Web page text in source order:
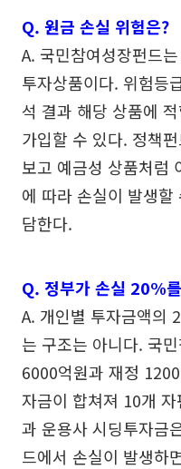
Q. 원금 손실 위험은?
A. 국민참여성장펀드
투자상품이다. 위험등
석 결과 해당 상품에
가입할 수 있다. 정책
보고 예금성 상품처럼
에 따라 손실이 발생
담한다.
Q. 정부가 손실 20%
A. 개인별 투자금액의
는 구조는 아니다. 국
6000억원과 재정
자금이 합쳐져 10개
과 운용사 시딩투자금
드에서 손실이 발생하